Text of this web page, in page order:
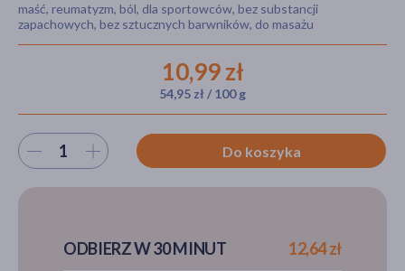
maść, reumatyzm, ból, dla sportowców, bez substancji
zapachowych, bez sztucznych barwników, do masażu
10,99 zł
54,95 zł / 100 g
Wybierz ilość Do koszyka
ODBIERZ W 30 MINUT 12,64 zł